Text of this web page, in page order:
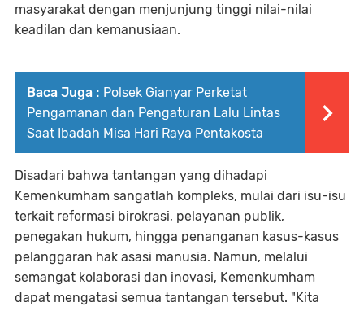
masyarakat dengan menjunjung tinggi nilai-nilai
keadilan dan kemanusiaan.
Baca Juga : Polsek Gianyar Perketat
Pengamanan dan Pengaturan Lalu Lintas
Saat Ibadah Misa Hari Raya Pentakosta
Disadari bahwa tantangan yang dihadapi
Kemenkumham sangatlah kompleks, mulai dari isu-isu
terkait reformasi birokrasi, pelayanan publik,
penegakan hukum, hingga penanganan kasus-kasus
pelanggaran hak asasi manusia. Namun, melalui
semangat kolaborasi dan inovasi, Kemenkumham
dapat mengatasi semua tantangan tersebut. "Kita